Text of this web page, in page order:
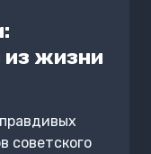
из жизни
советского